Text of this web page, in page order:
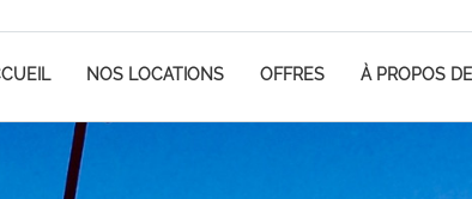
NOS LOCATIONS OFFRES À PROPOS